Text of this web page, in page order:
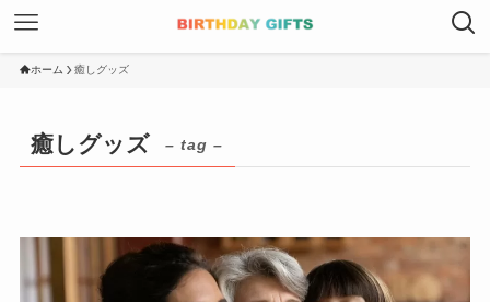
ホーム 癒しグッズ
癒しグッズ – tag –